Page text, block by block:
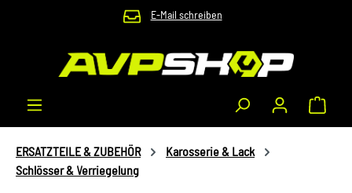
Zum Hauptinhalt springen E-Mail schreiben
ERSATZTEILE & ZUBEHÖR
Karosserie & Lack
Schlösser & Verriegelung